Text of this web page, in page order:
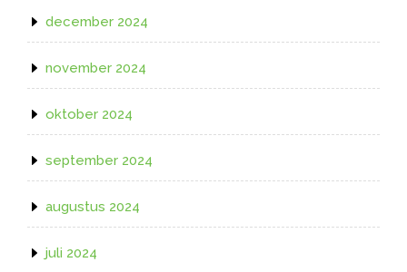
december 2024
november 2024
oktober 2024
september 2024
augustus 2024
juli 2024